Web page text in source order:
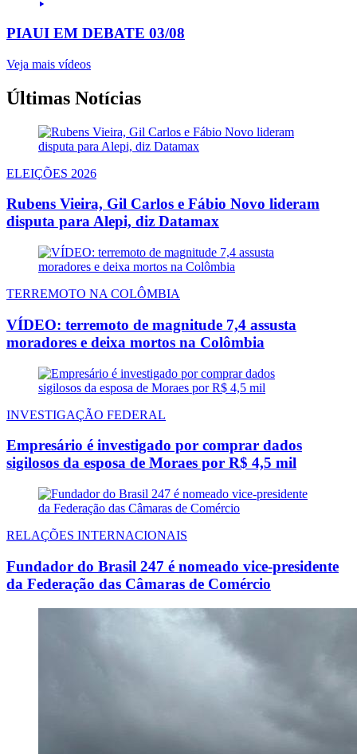
PIAUI EM DEBATE 03/08
Veja mais vídeos
Últimas Notícias
ELEIÇÕES 2026
Rubens Vieira, Gil Carlos e Fábio Novo lideram
disputa para Alepi, diz Datamax
TERREMOTO NA COLÔMBIA
VÍDEO: terremoto de magnitude 7,4 assusta
moradores e deixa mortos na Colômbia
INVESTIGAÇÃO FEDERAL
Empresário é investigado por comprar dados
sigilosos da esposa de Moraes por R$ 4,5 mil
RELAÇÕES INTERNACIONAIS
Fundador do Brasil 247 é nomeado vice-presidente
da Federação das Câmaras de Comércio